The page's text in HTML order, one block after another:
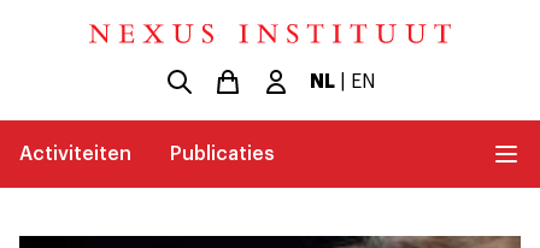
NL| EN
Activiteiten Publicaties